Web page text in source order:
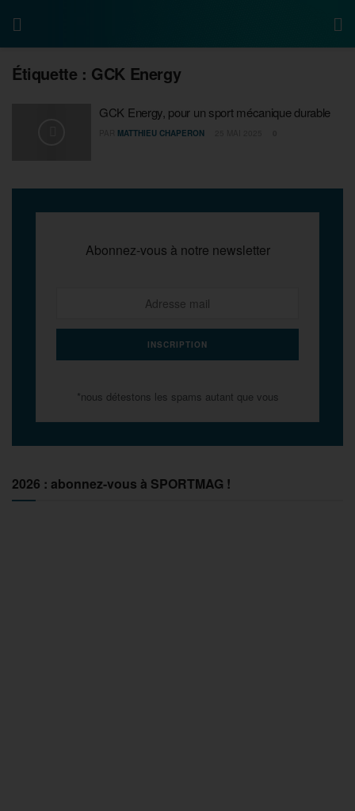
Étiquette : GCK Energy
GCK Energy, pour un sport mécanique durable
MATTHIEU CHAPERON
Abonnez-vous à notre newsletter
*nous détestons les spams autant que vous
2026 : abonnez-vous à SPORTMAG !